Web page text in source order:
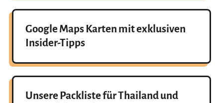
Google Maps Karten mit exklusiven
Insider-Tipps
Unsere Packliste für Thailand und